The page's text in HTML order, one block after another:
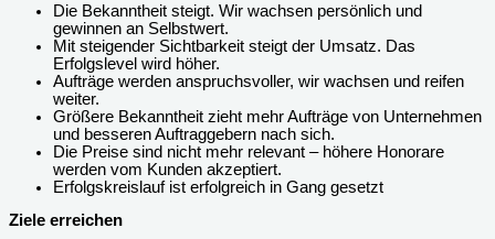
Die Bekanntheit steigt. Wir wachsen persönlich und
gewinnen an Selbstwert.
Mit steigender Sichtbarkeit steigt der Umsatz. Das
Erfolgslevel wird höher.
Aufträge werden anspruchsvoller, wir wachsen und reifen
weiter.
Größere Bekanntheit zieht mehr Aufträge von Unternehmen
und besseren Auftraggebern nach sich.
Die Preise sind nicht mehr relevant – höhere Honorare
werden vom Kunden akzeptiert.
Erfolgskreislauf ist erfolgreich in Gang gesetzt
Ziele erreichen